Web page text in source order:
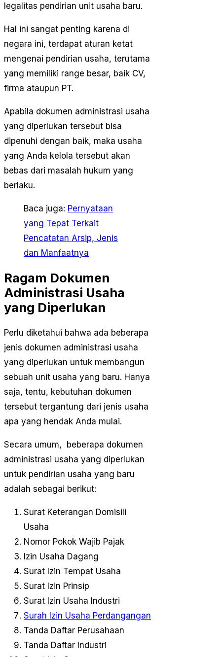
legalitas pendirian unit usaha baru.
Hal ini sangat penting karena di
negara ini, terdapat aturan ketat
mengenai pendirian usaha, terutama
yang memiliki range besar, baik CV,
firma ataupun PT.
Apabila dokumen administrasi usaha
yang diperlukan tersebut bisa
dipenuhi dengan baik, maka usaha
yang Anda kelola tersebut akan
bebas dari masalah hukum yang
berlaku.
Baca juga: Pernyataan
yang Tepat Terkait
Pencatatan Arsip, Jenis
dan Manfaatnya
Ragam Dokumen
Administrasi Usaha
yang Diperlukan
Perlu diketahui bahwa ada beberapa
jenis dokumen administrasi usaha
yang diperlukan untuk membangun
sebuah unit usaha yang baru. Hanya
saja, tentu, kebutuhan dokumen
tersebut tergantung dari jenis usaha
apa yang hendak Anda mulai.
Secara umum, beberapa dokumen
administrasi usaha yang diperlukan
untuk pendirian usaha yang baru
adalah sebagai berikut:
Surat Keterangan Domisili
Usaha
Nomor Pokok Wajib Pajak
Izin Usaha Dagang
Surat Izin Tempat Usaha
Surat Izin Prinsip
Surat Izin Usaha Industri
Surah Izin Usaha Perdangangan
Tanda Daftar Perusahaan
Tanda Daftar Industri